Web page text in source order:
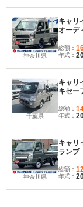
神奈川県
キャリ
オーデ
衝突被
ンプ
総額：
年式：
千葉県
キャリ
キセ
能 衝
総額：
年式：
神奈川県
キャリ
ラン
システ
ートラ
総額：
年式：